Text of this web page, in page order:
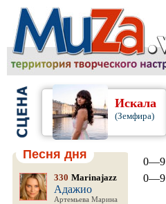
Искала
(Земфира)
Песня дня
330 Marinajazz
Адажио
Артемьева Марина
0—9
0—9